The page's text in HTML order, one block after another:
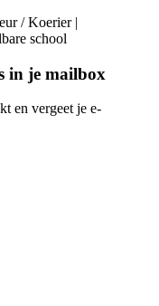
/ Koerier |
school
in je mailbox
en vergeet je e-